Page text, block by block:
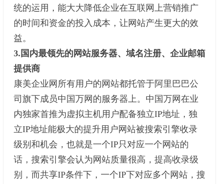
统的运用，能大大降低企业在互联网上营销推广
的时间和资金的投入成本，让网站产生更大的效
益。
3.国内最领先的网站服务器、域名注册、企业邮箱
提供商
康美企业网所有用户的网站都托管于阿里巴巴公
司旗下成员中国万网的服务器上。中国万网在业
内独家首推为虚拟主机用户配备独立IP地址，独
立IP地址能极大的提升用户网站被搜索引擎收录
级别和机会，也就是一个IP只对应一个网站的
话，搜索引擎会认为网站质量很高，提高收录级
别，而共享IP条件下，一个IP下对应多个网站，搜